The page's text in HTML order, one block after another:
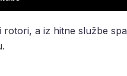
a iz hitne službe